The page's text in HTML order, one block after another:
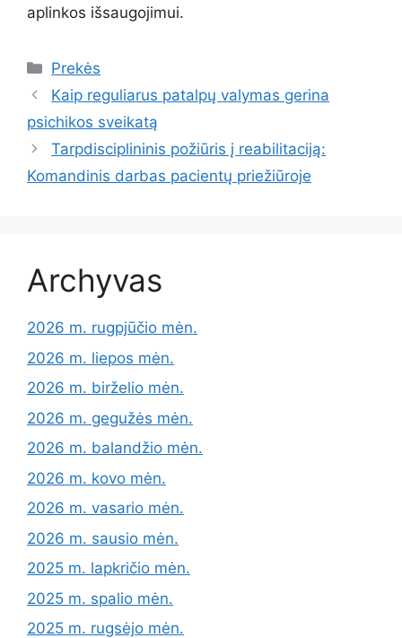
aplinkos išsaugojimui.
Kategorijos
Prekės
Kaip reguliarus patalpų valymas gerina
psichikos sveikatą
Tarpdisciplininis požiūris į reabilitaciją:
Komandinis darbas pacientų priežiūroje
Archyvas
2026 m. rugpjūčio mėn.
2026 m. liepos mėn.
2026 m. birželio mėn.
2026 m. gegužės mėn.
2026 m. balandžio mėn.
2026 m. kovo mėn.
2026 m. vasario mėn.
2026 m. sausio mėn.
2025 m. lapkričio mėn.
2025 m. spalio mėn.
2025 m. rugsėjo mėn.